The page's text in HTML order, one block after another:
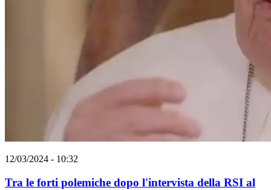
12/03/2024 - 10:32
Tra le forti polemiche dopo l'intervista della RSI al